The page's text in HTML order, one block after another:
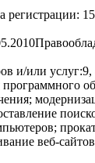
регистрации:
и/или услуг:9,
веб-